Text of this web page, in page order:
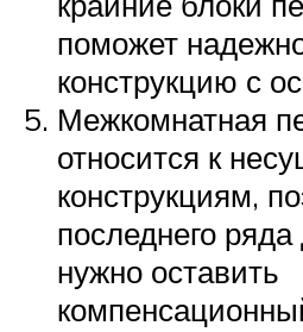
поможет
конструкцию с
Межкомнатная
относится к
конструкциям,
последнего ряда
нужно оставить